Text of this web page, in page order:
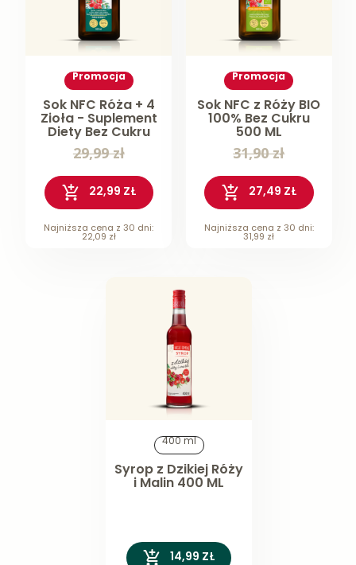
Promocja
Sok NFC Róża + 4
Zioła - Suplement
Diety Bez Cukru
500 ML
29,99 zł
22,99 ZŁ
Najniższa cena z 30 dni:
22,09 zł
Promocja
Sok NFC z Róży BIO
100% Bez Cukru
500 ML
31,90 zł
27,49 ZŁ
Najniższa cena z 30 dni:
31,99 zł
400 ml
Syrop z Dzikiej Róży
i Malin 400 ML
14,99 ZŁ